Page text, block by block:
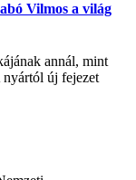
Vilmos a világ
annál, mint
nyártól új fejezet